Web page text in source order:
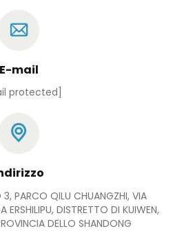
E-mail
protected]
PARCO QILU CHUANGZHI, VIA
DISTRETTO DI KUIWEN,
DELLO SHANDONG